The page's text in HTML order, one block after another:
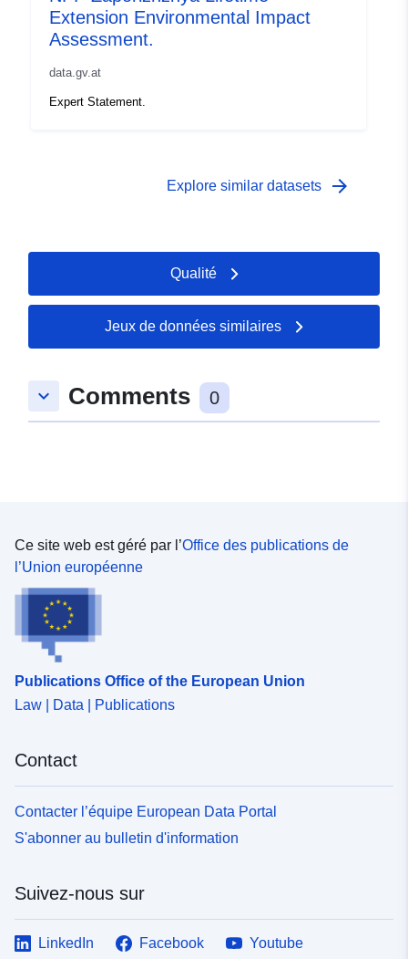
Extension Environmental Impact
Assessment.
data.gv.at
Expert Statement.
Explore similar datasets arrow_forward
Qualité
Jeux de données similaires
keyboard_arrow_down Comments 0
Ce site web est géré par l’Office des publications de
l’Union européenne
Publications Office of the European Union
Law | Data | Publications
Contact
Contacter l’équipe European Data Portal
S'abonner au bulletin d'information
Suivez-nous sur
LinkedIn Facebook
Youtube